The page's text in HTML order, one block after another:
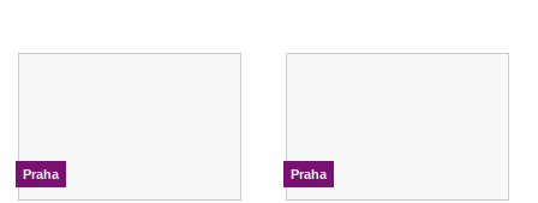
Praha Praha